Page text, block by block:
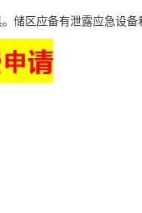
储区应备有泄露应急设备